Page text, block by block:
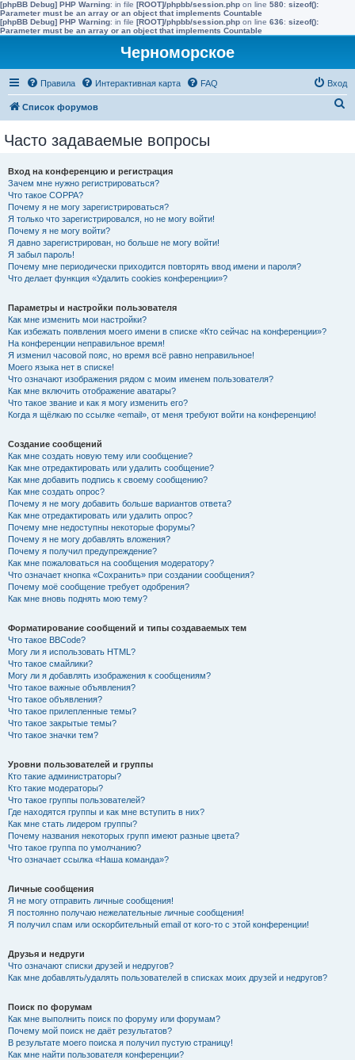
[phpBB Debug] PHP Warning: in file [ROOT]/phpbb/session.php on line 580: sizeof():
Parameter must be an array or an object that implements Countable
[phpBB Debug] PHP Warning: in file [ROOT]/phpbb/session.php on line 636: sizeof():
Parameter must be an array or an object that implements Countable
Черноморское
Правила Интерактивная карта FAQ Вход
Список форумов
Часто задаваемые вопросы
Вход на конференцию и регистрация
Зачем мне нужно регистрироваться?
Что такое COPPA?
Почему я не могу зарегистрироваться?
Я только что зарегистрировался, но не могу войти!
Почему я не могу войти?
Я давно зарегистрирован, но больше не могу войти!
Я забыл пароль!
Почему мне периодически приходится повторять ввод имени и пароля?
Что делает функция «Удалить cookies конференции»?
Параметры и настройки пользователя
Как мне изменить мои настройки?
Как избежать появления моего имени в списке «Кто сейчас на конференции»?
На конференции неправильное время!
Я изменил часовой пояс, но время всё равно неправильное!
Моего языка нет в списке!
Что означают изображения рядом с моим именем пользователя?
Как мне включить отображение аватары?
Что такое звание и как я могу изменить его?
Когда я щёлкаю по ссылке «email», от меня требуют войти на конференцию!
Создание сообщений
Как мне создать новую тему или сообщение?
Как мне отредактировать или удалить сообщение?
Как мне добавить подпись к своему сообщению?
Как мне создать опрос?
Почему я не могу добавить больше вариантов ответа?
Как мне отредактировать или удалить опрос?
Почему мне недоступны некоторые форумы?
Почему я не могу добавлять вложения?
Почему я получил предупреждение?
Как мне пожаловаться на сообщения модератору?
Что означает кнопка «Сохранить» при создании сообщения?
Почему моё сообщение требует одобрения?
Как мне вновь поднять мою тему?
Форматирование сообщений и типы создаваемых тем
Что такое BBCode?
Могу ли я использовать HTML?
Что такое смайлики?
Могу ли я добавлять изображения к сообщениям?
Что такое важные объявления?
Что такое объявления?
Что такое прилепленные темы?
Что такое закрытые темы?
Что такое значки тем?
Уровни пользователей и группы
Кто такие администраторы?
Кто такие модераторы?
Что такое группы пользователей?
Где находятся группы и как мне вступить в них?
Как мне стать лидером группы?
Почему названия некоторых групп имеют разные цвета?
Что такое группа по умолчанию?
Что означает ссылка «Наша команда»?
Личные сообщения
Я не могу отправить личные сообщения!
Я постоянно получаю нежелательные личные сообщения!
Я получил спам или оскорбительный email от кого-то с этой конференции!
Друзья и недруги
Что означают списки друзей и недругов?
Как мне добавлять/удалять пользователей в списках моих друзей и недругов?
Поиск по форумам
Как мне выполнить поиск по форуму или форумам?
Почему мой поиск не даёт результатов?
В результате моего поиска я получил пустую страницу!
Как мне найти пользователя конференции?